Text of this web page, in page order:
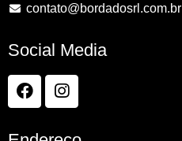
contato@bordadosrl.com.br
Social Media